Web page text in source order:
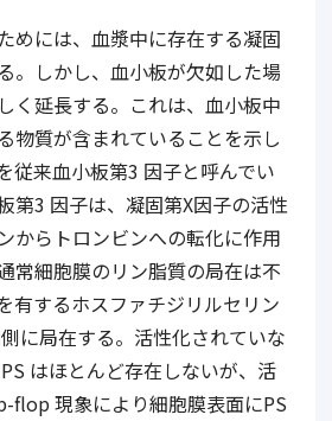
めには、血漿中に存在する凝固
。しかし、血小板が欠如した場
く延長する。これは、血小板中
物質が含まれていることを示し
従来血小板第3 因子と呼んでい
第3 因子は、凝固第X因子の活性
からトロンビンへの転化に作用
常細胞膜のリン脂質の局在は不
有するホスファチジリルセリン
側に局在する。活性化されていな
はほとんど存在しないが、活
flop 現象により細胞膜表面にPS